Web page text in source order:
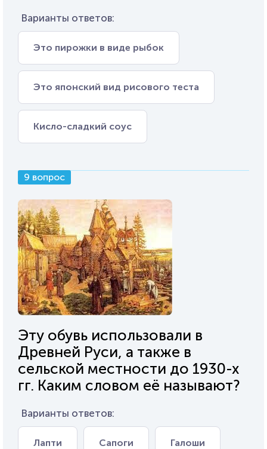
Варианты ответов:
Это пирожки в виде рыбок
Это японский вид рисового теста
Кисло-сладкий соус
9 вопрос
Эту обувь использовали в
Древней Руси, а также в
сельской местности до 1930-х
гг. Каким словом её называют?
Варианты ответов:
Лапти Сапоги Галоши